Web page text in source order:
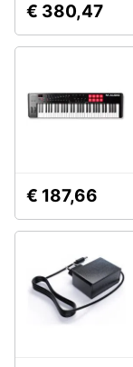
€ 380,47
€ 187,66